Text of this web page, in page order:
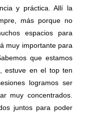
y práctica. Allí la
más porque no
espacios para
muy importante para
que estamos
estuve en el top ten
logramos ser
muy concentrados.
juntos para poder